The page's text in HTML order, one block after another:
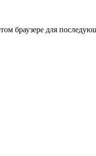
браузере для